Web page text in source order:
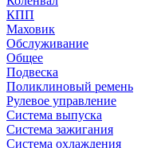
КПП
Маховик
Обслуживание
Общее
Подвеска
Поликлиновый ремень
Рулевое управление
Система выпуска
Система зажигания
Система охлаждения